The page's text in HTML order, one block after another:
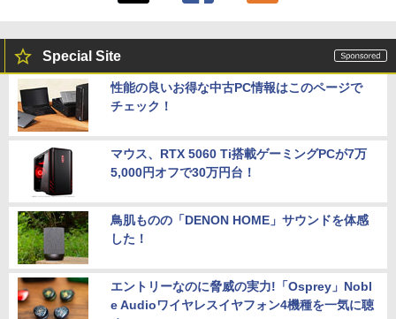
Special Site
性能の良いお得な中古PC情報はこのページで
チェック！
マウス、RTX 5060 Ti搭載ゲーミングPCが7万
5,000円オフで30万円台！
鳥肌ものの「DENON HOME」サウンドを体感
した！
エントリーなのに脅威の実力!「Osprey」Nobl
e Audioワイヤレスイヤフォン4機種を一気に聴